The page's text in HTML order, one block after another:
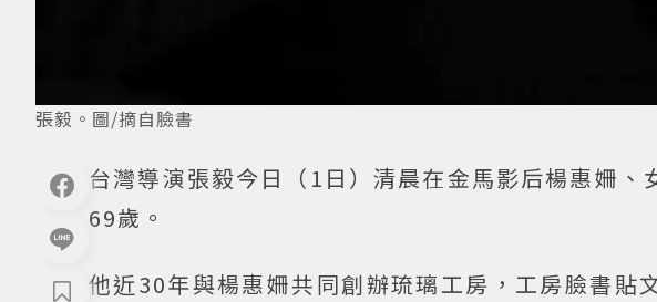
張毅。圖/摘自臉書
台灣導演張毅今日（1日）清晨在金馬影后楊惠姍
69歲。
他近30年與楊惠姍共同創辦琉璃工房，工房臉書貼